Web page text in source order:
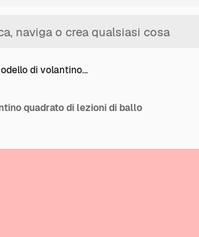
di volantino…
quadrato di lezioni di ballo